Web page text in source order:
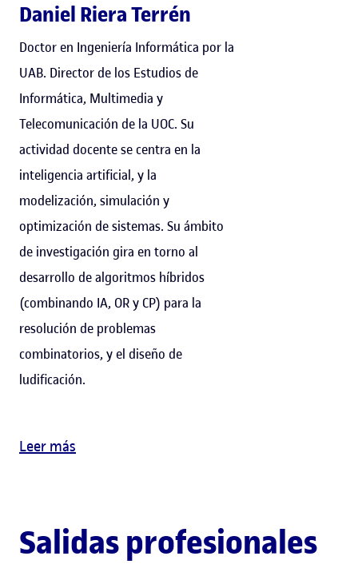
Daniel Riera Terrén
Doctor en Ingeniería Informática por la
UAB. Director de los Estudios de
Informática, Multimedia y
Telecomunicación de la UOC. Su
actividad docente se centra en la
inteligencia artificial, y la
modelización, simulación y
optimización de sistemas. Su ámbito
de investigación gira en torno al
desarrollo de algoritmos híbridos
(combinando IA, OR y CP) para la
resolución de problemas
combinatorios, y el diseño de
ludificación.
Leer más
Salidas profesionales